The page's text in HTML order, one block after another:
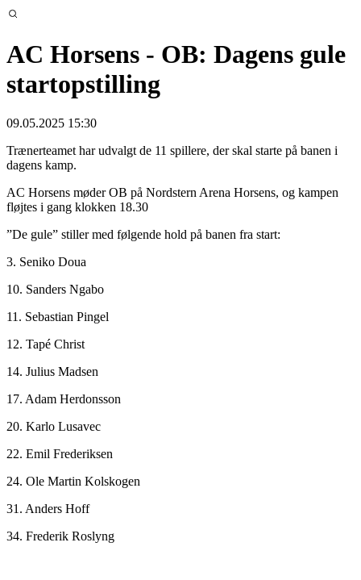
AC Horsens - OB: Dagens gule
startopstilling
09.05.2025 15:30
Trænerteamet har udvalgt de 11 spillere, der skal starte på banen i
dagens kamp.
AC Horsens møder OB på Nordstern Arena Horsens, og kampen
fløjtes i gang klokken 18.30
”De gule” stiller med følgende hold på banen fra start:
3. Seniko Doua
10. Sanders Ngabo
11. Sebastian Pingel
12. Tapé Christ
14. Julius Madsen
17. Adam Herdonsson
20. Karlo Lusavec
22. Emil Frederiksen
24. Ole Martin Kolskogen
31. Anders Hoff
34. Frederik Roslyng